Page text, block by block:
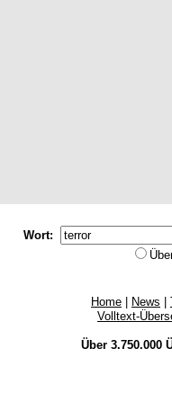
Wort:
Home News
Volltext-
Über 3.750.000